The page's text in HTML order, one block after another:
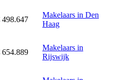
498.647
Makelaars in Den
Haag
654.889
Makelaars in
Rijswijk